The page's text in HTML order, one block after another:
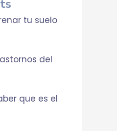
tu suelo
del
que es el